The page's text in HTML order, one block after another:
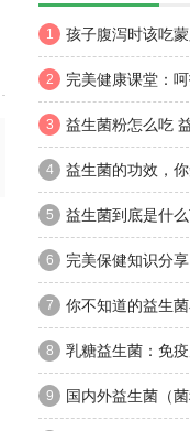
1 孩子腹泻时该吃
2 完美健康课堂：
双益搭配
3 益生菌粉怎么吃
善胃肠道
4 益生菌的功效，
5 益生菌到底是什
没有实质性益处？
6 完美保健知识分
力竟这般重要？
7 你不知道的益生
8 乳糖益生菌：免
9 国内外益生菌（